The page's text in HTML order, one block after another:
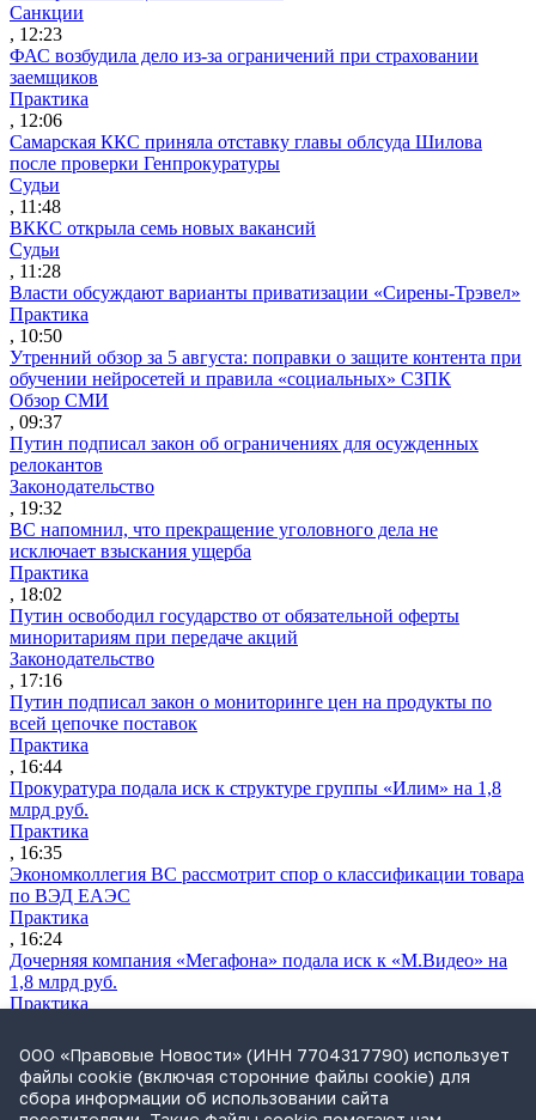
Санкции
, 12:23
ФАС возбудила дело из-за ограничений при страховании
заемщиков
Практика
, 12:06
Самарская ККС приняла отставку главы облсуда Шилова
после проверки Генпрокуратуры
Судьи
, 11:48
ВККС открыла семь новых вакансий
Судьи
, 11:28
Власти обсуждают варианты приватизации «Сирены-Трэвел»
Практика
, 10:50
Утренний обзор за 5 августа: поправки о защите контента при
обучении нейросетей и правила «социальных» СЗПК
Обзор СМИ
, 09:37
Путин подписал закон об ограничениях для осужденных
релокантов
Законодательство
, 19:32
ВС напомнил, что прекращение уголовного дела не
исключает взыскания ущерба
Практика
, 18:02
Путин освободил государство от обязательной оферты
миноритариям при передаче акций
Законодательство
, 17:16
Путин подписал закон о мониторинге цен на продукты по
всей цепочке поставок
Практика
, 16:44
Прокуратура подала иск к структуре группы «Илим» на 1,8
млрд руб.
Практика
, 16:35
Экономколлегия ВС рассмотрит спор о классификации товара
по ВЭД ЕАЭС
Практика
, 16:24
Дочерняя компания «Мегафона» подала иск к «М.Видео» на
1,8 млрд руб.
Практика
СИП проверит отмену патента на систему управления
устройствами после возражений «Яндекса»
Практика
, 15:17
ООО «Правовые Новости» (ИНН 7704317790) использует
файлы cookie (включая сторонние файлы cookie) для
сбора информации об использовании сайта